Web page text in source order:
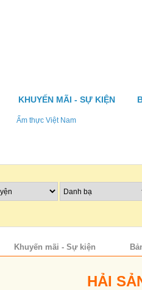
KHUYẾN MÃI - SỰ KIỆN
Ẩm thực Việt Nam
Khuyến mãi - Sự kiện
HẢI